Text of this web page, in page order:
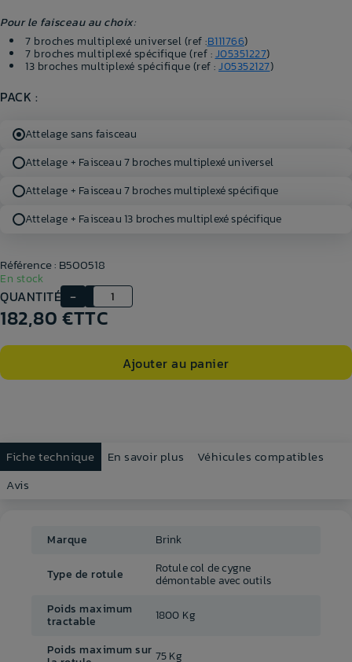
Pour le faisceau au choix:
7 broches multiplexé universel (ref :B111766)
7 broches multiplexé spécifique (ref :J05351227)
13 broches multiplexé spécifique (ref :J05352127)
PACK :
Attelage sans faisceau
Attelage + Faisceau 7 broches multiplexé universel
Attelage + Faisceau 7 broches multiplexé spécifique
Attelage + Faisceau 13 broches multiplexé spécifique
QUANTITÉ
En stock
Référence : B500518
182,80 €TTC
Ajouter au panier
Fiche technique En savoir plus
Véhicules compatibles
Avis
Marque Brink
Type de rotule Rotule col de cygne
démontable avec outils
Poids maximum
tractable 1800 Kg
Poids maximum sur 75 Kg